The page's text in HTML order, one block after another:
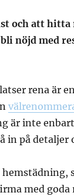
och att
nöjd med
rena är
är inte
in på detaljer
med goda